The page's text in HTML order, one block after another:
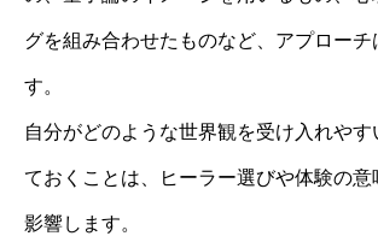
グを組み合わせたものなど、アプロー
す。
自分がどのような世界観を受け入れやす
ておくことは、ヒーラー選びや体験の意
影響します。